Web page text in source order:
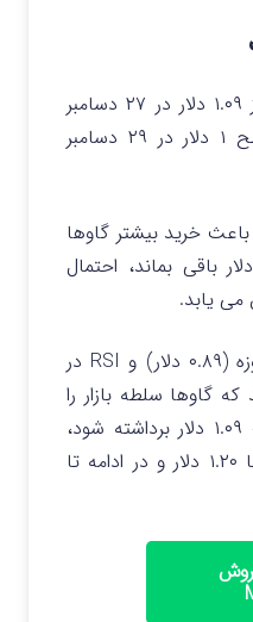
از ۱.۰۹ دلار در ۲۷ دسامبر
کاهش یافت و به زیر سطح ۱ دلار در ۲۹ دسامبر
خرید بیشتر گاوها
میشود. اگر قیمت بالای ۱ دلار باقی بماند، احتمال
افزایش متحرک نمایی ۲۰ روزه (۰.۸۹ دلار) و RSI در
گاوها سلطه بازار را
، ممکن است تا ۱.۲۰ دلار و در ادامه تا